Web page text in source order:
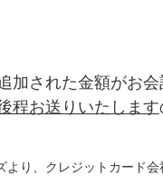
された金額がお会
程お送りいたします
り、クレジットカード